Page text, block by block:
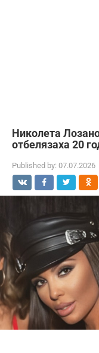
Николета
отбелязаха 20
Published by: 07.07.2026